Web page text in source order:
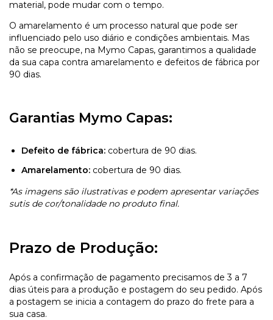
material, pode mudar com o tempo.
O amarelamento é um processo natural que pode ser
influenciado pelo uso diário e condições ambientais. Mas
não se preocupe, na Mymo Capas, garantimos a qualidade
da sua capa contra amarelamento e defeitos de fábrica por
90 dias.
Garantias Mymo Capas:
Defeito de fábrica: cobertura de 90 dias.
Amarelamento: cobertura de 90 dias.
*As imagens são ilustrativas e podem apresentar variações
sutis de cor/tonalidade no produto final.
Prazo de Produção:
Após a confirmação de pagamento precisamos de 3 a 7
dias úteis para a produção e postagem do seu pedido. Após
a postagem se inicia a contagem do prazo do frete para a
sua casa.